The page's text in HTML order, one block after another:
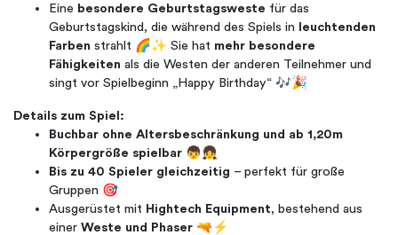
Eine besondere Geburtstagsweste für das
Geburtstagskind, die während des Spiels in
leuchtenden
Farben strahlt 🌈✨ Sie hat mehr besondere
Fähigkeiten als die Westen der anderen Teilnehmer und
singt vor Spielbeginn „Happy Birthday“ 🎶🎉
Details zum Spiel:
Buchbar ohne Altersbeschränkung und ab 1,20m
Körpergröße spielbar 👦👧
Bis zu 40 Spieler gleichzeitig – perfekt für große
Gruppen 🎯
Ausgerüstet mit Hightech Equipment, bestehend aus
einer Weste und Phaser 🔫⚡